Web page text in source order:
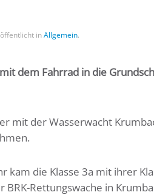
inAllgemein.
dem Fahrrad in die
mit der Wasserwacht
kam die Klasse 3a mit ihrer
BRK-Rettungswache in